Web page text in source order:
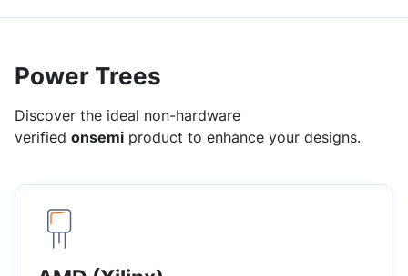
Power Trees
Discover the ideal non-hardware
verified onsemi product to enhance your designs.